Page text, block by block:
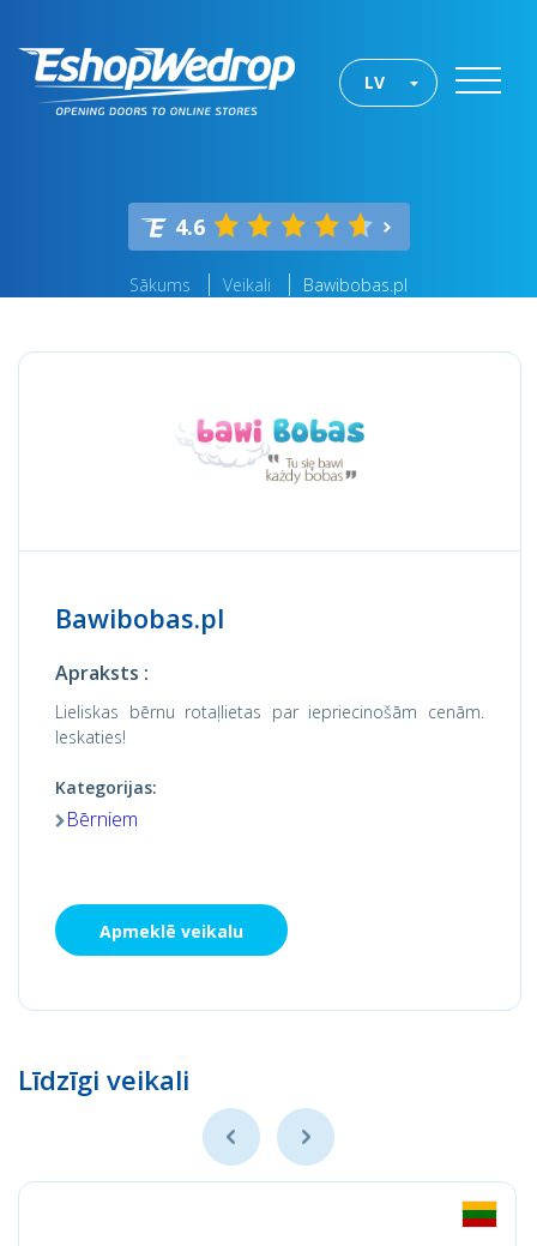
LV
4.6
Sākums Veikali Bawibobas.pl
Bawibobas.pl
Apraksts :
Lieliskas bērnu rotaļlietas par iepriecinošām cenām.
Ieskaties!
Kategorijas:
Bērniem
Apmeklē veikalu
Līdzīgi veikali